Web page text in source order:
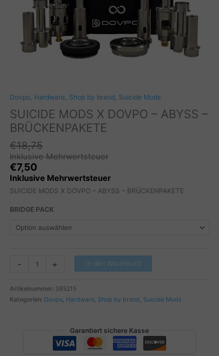
Dovpo Hardware Shop by brand Suicide Mods
SUICIDE MODS X DOVPO – ABYSS –
BRÜCKENPAKETE
€18,75
Inklusive Mehrwertsteuer
€7,50
Inklusive Mehrwertsteuer
SUICIDE MODS X DOVPO – ABYSS – BRÜCKENPAKETE
BRIDGE PACK
-
DOVPO
-
BRÜCKENPAKETE
+ In den Warenkorb
Artikelnummer: 385215
Kategorien: Dovpo Hardware Shop by brand Suicide Mods
Garantiert sichere Kasse